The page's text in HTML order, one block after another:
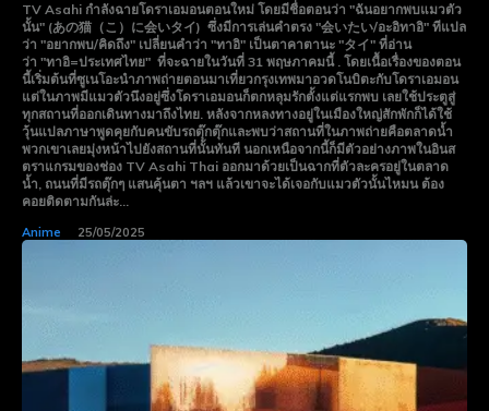
TV Asahi กำลังฉายโดราเอมอนตอนใหม่ โดยมีชื่อตอนว่า "ฉันอยากพบแมวตัว
นั้น" (あの猫（こ）に会いタイ) ซึ่งมีการเล่นคำตรง "会いたい/อะอิทาอิ" ทีแปล
ว่า "อยากพบ/คิดถึง" เปลี่ยนคำว่า "ทาอิ" เป็นตาคาตานะ "タイ" ที่อ่าน
ว่า "ทาอิ=ประเทศไทย" ที่จะฉายในวันที่ 31 พฤษภาคมนี้ . โดยเนื้อเรื่องของตอน
นี้เริ่มต้นที่ซูเนโอะนำภาพถ่ายตอนมาเที่ยวกรุงเทพมาอวดโนบิตะกับโดราเอมอน
แต่ในภาพมีแมวตัวนึงอยู่ซึ่งโดราเอมอนก็ตกหลุมรักตั้งแต่แรกพบ เลยใช้ประตูสู่
ทุกสถานที่ออกเดินทางมาถึงไทย. หลังจากหลงทางอยู่ในเมืองใหญ่สักพักก็ได้ใช้
วุ้นแปลภาษาพูดคุยกับคนขับรถตุ๊กตุ๊กและพบว่าสถานที่ในภาพถ่ายคือตลาดน้ำ
พวกเขาเลยมุ่งหน้าไปยังสถานที่นั้นทันที นอกเหนือจากนี้ก็มีตัวอย่างภาพในอินส
ตราแกรมของช่อง TV Asahi Thai ออกมาด้วยเป็นฉากที่ตัวละครอยู่ในตลาด
น้ำ, ถนนที่มีรถตุ๊กๆ แสนคุ้นตา ฯลฯ แล้วเขาจะได้เจอกับแมวตัวนั้นไหมน ต้อง
คอยติดตามกันล่ะ...
Anime 25/05/2025